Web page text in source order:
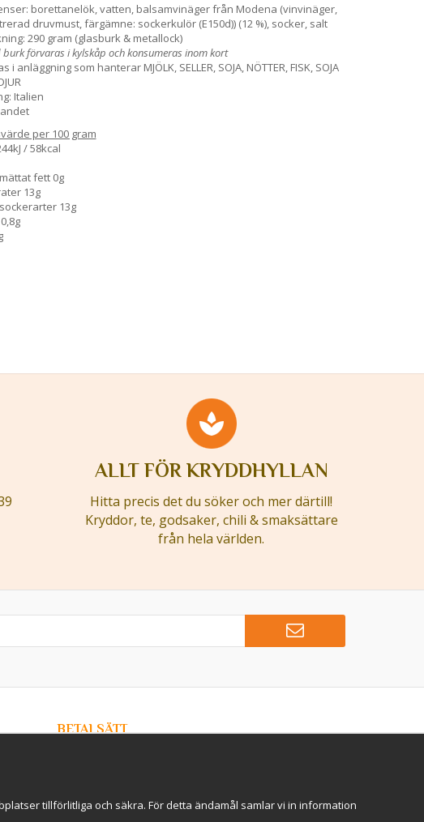
borettanelök, vatten, balsamvinäger från Modena (vinvinäger,
druvmust, färgämne: sockerkulör (E150d)) (12 %), socker, salt
290 gram (glasburk & metallock)
förvaras i kylskåp och konsumeras inom kort
i anläggning som hanterar MJÖLK, SELLER, SOJA, NÖTTER, FISK, SOJA
Italien
per 100 gram
/ 58kcal
fett 0g
13g
13g
ALLT FÖR KRYDDHYLLAN
Hitta precis det du söker och mer därtill!
Kryddor, te, godsaker, chili & smaksättare
från hela världen.
BETALSÄTT
tillförlitliga och säkra. För detta ändamål samlar vi in information